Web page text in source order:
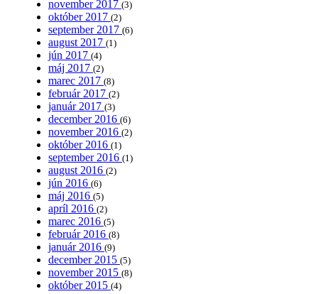
november 2017 (3)
október 2017 (2)
september 2017 (6)
august 2017 (1)
jún 2017 (4)
máj 2017 (2)
marec 2017 (8)
február 2017 (2)
január 2017 (3)
december 2016 (6)
november 2016 (2)
október 2016 (1)
september 2016 (1)
august 2016 (2)
jún 2016 (6)
máj 2016 (5)
apríl 2016 (2)
marec 2016 (5)
február 2016 (8)
január 2016 (9)
december 2015 (5)
november 2015 (8)
október 2015 (4)